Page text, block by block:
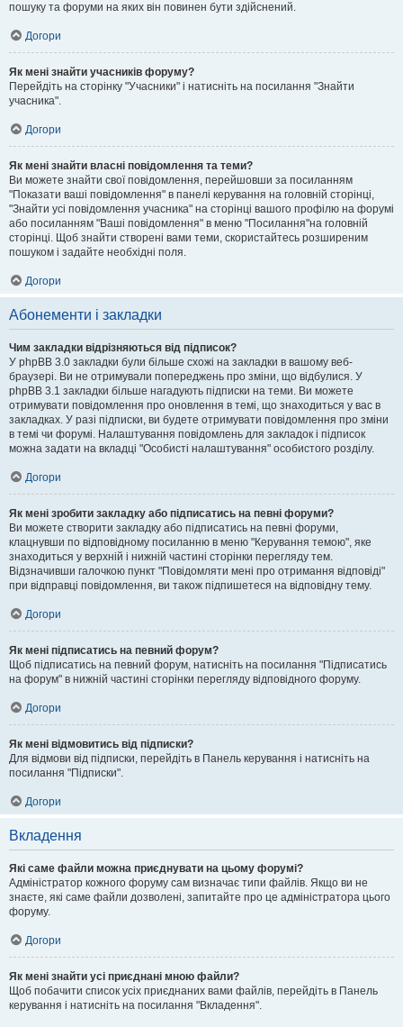
пошуку та форуми на яких він повинен бути здійснений.
Догори
Як мені знайти учасників форуму?
Перейдіть на сторінку "Учасники" і натисніть на посилання "Знайти
учасника".
Догори
Як мені знайти власні повідомлення та теми?
Ви можете знайти свої повідомлення, перейшовши за посиланням
"Показати ваші повідомлення" в панелі керування на головній сторінці,
"Знайти усі повідомлення учасника" на сторінці вашого профілю на форумі
або посиланням "Ваші повідомлення" в меню "Посилання"на головній
сторінці. Щоб знайти створені вами теми, скористайтесь розширеним
пошуком і задайте необхідні поля.
Догори
Абонементи і закладки
Чим закладки відрізняються від підписок?
У phpBB 3.0 закладки були більше схожі на закладки в вашому веб-
браузері. Ви не отримували попереджень про зміни, що відбулися. У
phpBB 3.1 закладки більше нагадують підписки на теми. Ви можете
отримувати повідомлення про оновлення в темі, що знаходиться у вас в
закладках. У разі підписки, ви будете отримувати повідомлення про зміни
в темі чи форумі. Налаштування повідомлень для закладок і підписок
можна задати на вкладці "Особисті налаштування" особистого розділу.
Догори
Як мені зробити закладку або підписатись на певні форуми?
Ви можете створити закладку або підписатись на певні форуми,
клацнувши по відповідному посиланню в меню "Керування темою", яке
знаходиться у верхній і нижній частині сторінки перегляду тем.
Відзначивши галочкою пункт "Повідомляти мені про отримання відповіді"
при відправці повідомлення, ви також підпишетеся на відповідну тему.
Догори
Як мені підписатись на певний форум?
Щоб підписатись на певний форум, натисніть на посилання "Підписатись
на форум" в нижній частині сторінки перегляду відповідного форуму.
Догори
Як мені відмовитись від підписки?
Для відмови від підписки, перейдіть в Панель керування і натисніть на
посилання "Підписки".
Догори
Вкладення
Які саме файли можна приєднувати на цьому форумі?
Адміністратор кожного форуму сам визначає типи файлів. Якщо ви не
знаєте, які саме файли дозволені, запитайте про це адміністратора цього
форуму.
Догори
Як мені знайти усі приєднані мною файли?
Щоб побачити список усіх приєднаних вами файлів, перейдіть в Панель
керування і натисніть на посилання "Вкладення".